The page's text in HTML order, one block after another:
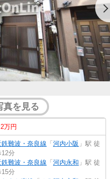
真を見る
万円
鉄難波・奈良線 「 河内小阪 」駅 徒
12分
鉄難波・奈良線 「 河内永和 」駅 徒
15分